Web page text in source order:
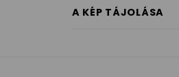
A KÉP TÁJOLÁSA